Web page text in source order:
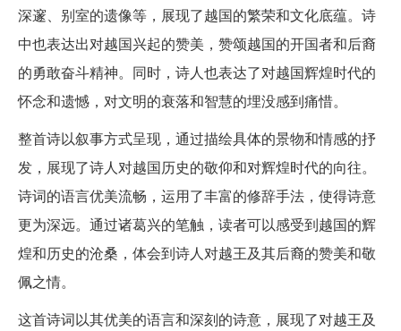
深邃、别室的遗像等，展现了越国的繁荣和文化底蕴。诗
中也表达出对越国兴起的赞美，赞颂越国的开国者和后裔
的勇敢奋斗精神。同时，诗人也表达了对越国辉煌时代的
怀念和遗憾，对文明的衰落和智慧的埋没感到痛惜。
整首诗以叙事方式呈现，通过描绘具体的景物和情感的抒
发，展现了诗人对越国历史的敬仰和对辉煌时代的向往。
诗词的语言优美流畅，运用了丰富的修辞手法，使得诗意
更为深远。通过诸葛兴的笔触，读者可以感受到越国的辉
煌和历史的沧桑，体会到诗人对越王及其后裔的赞美和敬
佩之情。
这首诗词以其优美的语言和深刻的诗意，展现了对越王及